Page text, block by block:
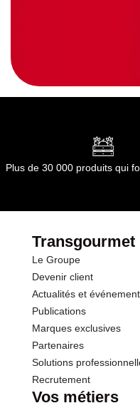
Plus de 30 000 produits qui
Transgourmet
Le Groupe
Devenir client
Actualités et
Publications
Marques exclusives
Partenaires
Solutions
Recrutement
Vos métiers